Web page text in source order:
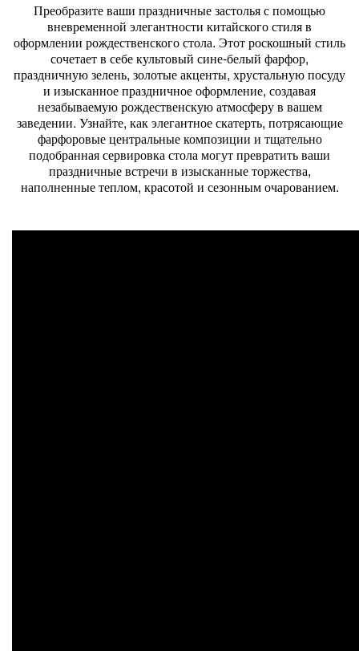
Преобразите ваши праздничные застолья с помощью
вневременной элегантности китайского стиля в
оформлении рождественского стола. Этот роскошный стиль
сочетает в себе культовый сине-белый фарфор,
праздничную зелень, золотые акценты, хрустальную посуду
и изысканное праздничное оформление, создавая
незабываемую рождественскую атмосферу в вашем
заведении. Узнайте, как элегантное скатерть, потрясающие
фарфоровые центральные композиции и тщательно
подобранная сервировка стола могут превратить ваши
праздничные встречи в изысканные торжества,
наполненные теплом, красотой и сезонным очарованием.